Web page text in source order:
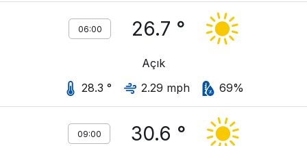
06:00 26.7 °
Açık
28.3 °
2.29 mph 69%
09:00 30.6 °